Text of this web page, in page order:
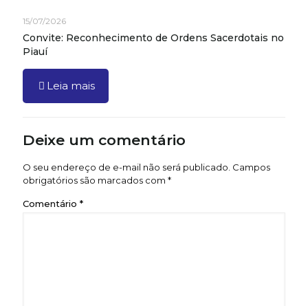
15/07/2026
Convite: Reconhecimento de Ordens Sacerdotais no
Piauí
Leia mais
Deixe um comentário
O seu endereço de e-mail não será publicado. Campos
obrigatórios são marcados com *
Comentário *